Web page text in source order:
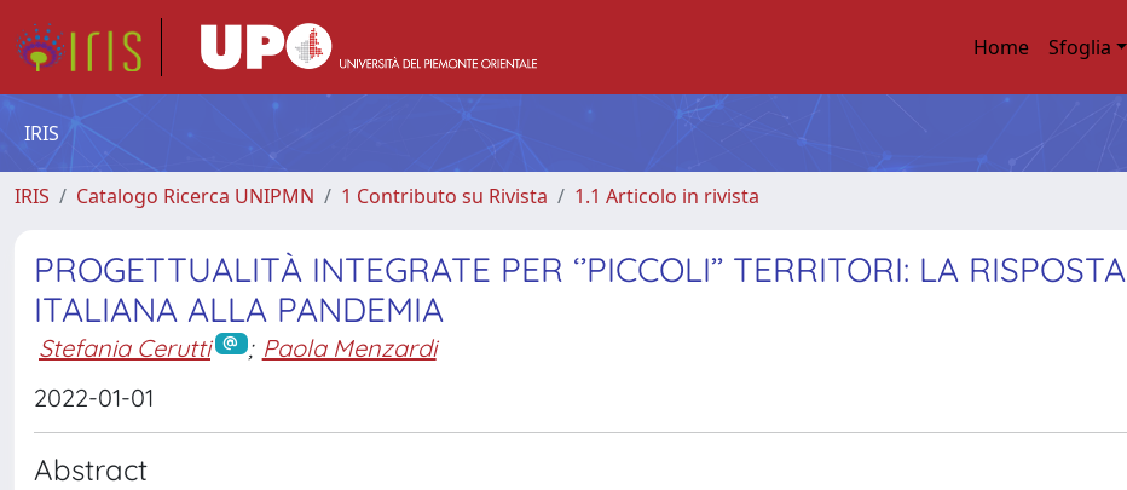
Home Sfoglia
IRIS
IRIS Catalogo Ricerca UNIPMN 1 Contributo su Rivista 1.1 Articolo in rivista
PROGETTUALITÀ INTEGRATE PER ‘’PICCOLI’’ TERRITORI: LA RISPOSTA
ITALIANA ALLA PANDEMIA
Stefania Cerutti ; Paola Menzardi
2022-01-01
Abstract